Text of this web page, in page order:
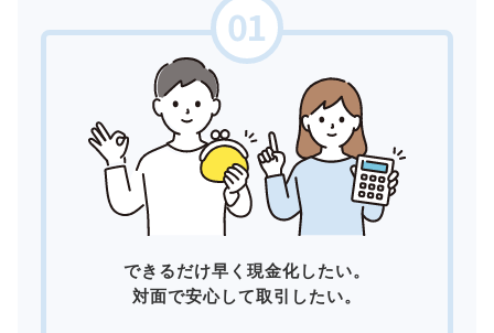
できるだけ早く現金化したい。
対面で安心して取引したい。